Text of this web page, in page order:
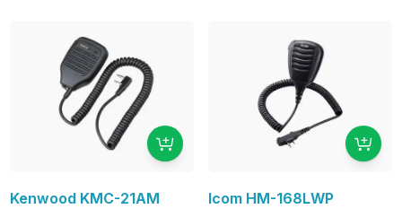
Kenwood KMC-21AM
Icom HM-168LWP